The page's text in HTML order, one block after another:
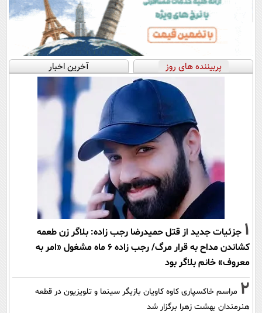
پربیننده های روز آخرین اخبار
1 جزئیات جدید از قتل حمیدرضا رجب زاده: بلاگر زن طعمه
کشاندن مداح به قرار مرگ/ رجب زاده 6 ماه مشغول «امر به
معروف» خانم بلاگر بود
2 مراسم خاکسپاری کاوه کاویان بازیگر سینما و تلویزیون در قطعه
هنرمندان بهشت زهرا برگزار شد